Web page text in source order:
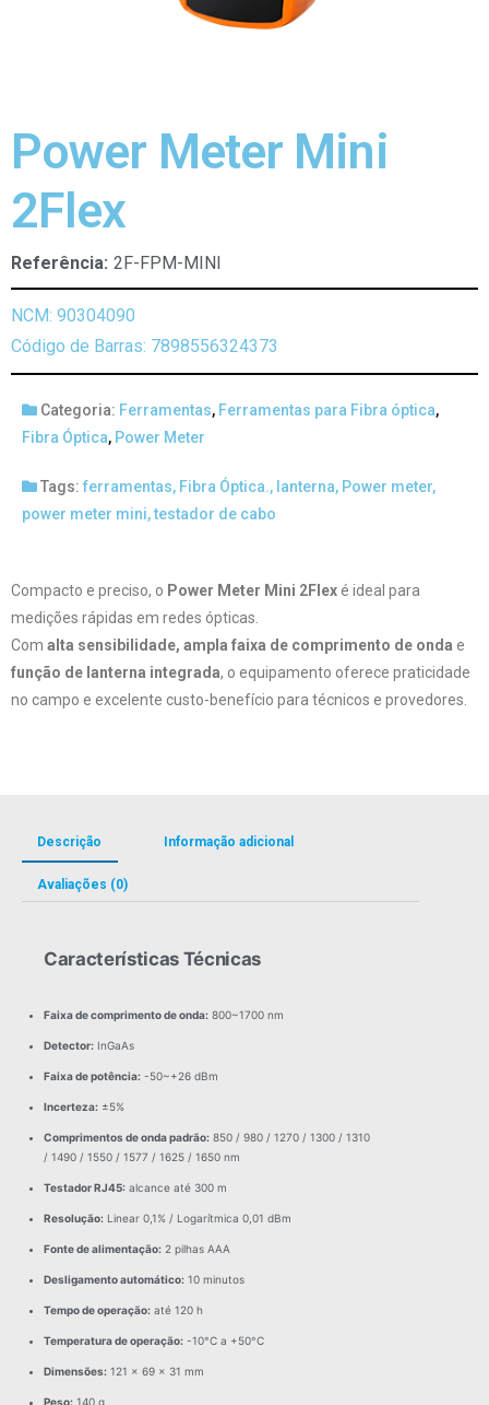
Power Meter Mini
2Flex
Referência: 2F-FPM-MINI
NCM: 90304090
Código de Barras: 7898556324373
Categoria: Ferramentas, Ferramentas para Fibra óptica,
Fibra Óptica, Power Meter
Tags: ferramentas, Fibra Óptica., lanterna, Power meter,
power meter mini,testador de cabo
Compacto e preciso, o Power Meter Mini 2Flexé ideal para
medições rápidas em redes ópticas.
Com alta sensibilidade, ampla faixa de comprimento de onda e
função de lanterna integrada, o equipamento oferece praticidade
no campo e excelente custo-benefício para técnicos e provedores.
Descrição Informação adicional
Avaliações (0)
Características Técnicas
Faixa de comprimento de onda: 800~1700 nm
Detector: InGaAs
Faixa de potência: -50~+26 dBm
Incerteza: ±5%
Comprimentos de onda padrão: 850 / 980 / 1270 / 1300 / 1310
/ 1490 / 1550 / 1577 / 1625 / 1650 nm
Testador RJ45: alcance até 300 m
Resolução: Linear 0,1% / Logarítmica 0,01 dBm
Fonte de alimentação: 2 pilhas AAA
Desligamento automático: 10 minutos
Tempo de operação: até 120 h
Temperatura de operação: -10°C a +50°C
Dimensões: 121 × 69 × 31 mm
Peso: 140 g